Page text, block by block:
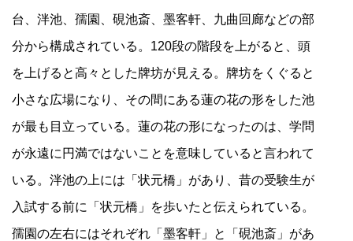
台、泮池、孺園、硯池斎、墨客軒、九曲回廊などの部
分から構成されている。120段の階段を上がると、頭
を上げると高々とした牌坊が見える。牌坊をくぐると
小さな広場になり、その間にある蓮の花の形をした池
が最も目立っている。蓮の花の形になったのは、学問
が永遠に円満ではないことを意味していると言われて
いる。泮池の上には「状元橋」があり、昔の受験生が
入試する前に「状元橋」を歩いたと伝えられている。
孺園の左右にはそれぞれ「墨客軒」と「硯池斎」があ